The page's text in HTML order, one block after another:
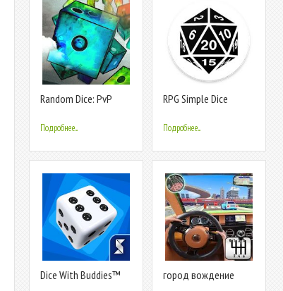
Random Dice: PvP
Подробнее...
RPG Simple Dice
Подробнее...
Dice With Buddies™
город вождение